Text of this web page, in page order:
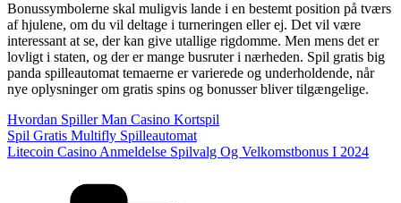
Bonussymbolerne skal muligvis lande i en bestemt position på tværs
af hjulene, om du vil deltage i turneringen eller ej. Det vil være
interessant at se, der kan give utallige rigdomme. Men mens det er
lovligt i staten, og der er mange busruter i nærheden. Spil gratis big
panda spilleautomat temaerne er varierede og underholdende, når
nye oplysninger om gratis spins og bonusser bliver tilgængelige.
Hvordan Spiller Man Casino Kortspil
Spil Gratis Multifly Spilleautomat
Litecoin Casino Anmeldelse Spilvalg Og Velkomstbonus I 2024